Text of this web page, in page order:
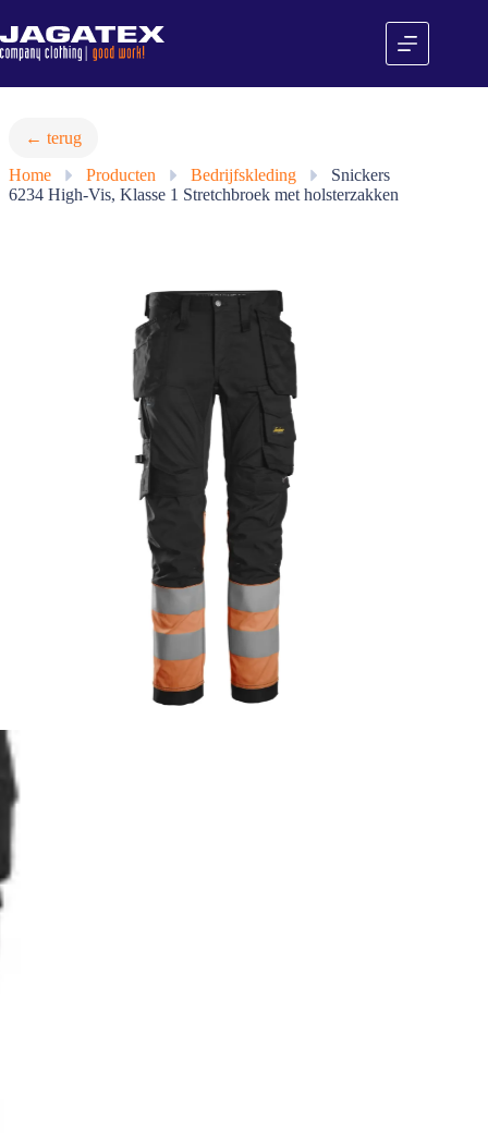
naar
de
inhoud
← terug
Home
» Producten » Bedrijfskleding »
Snickers
6234 High-Vis, Klasse 1 Stretchbroek met holsterzakken